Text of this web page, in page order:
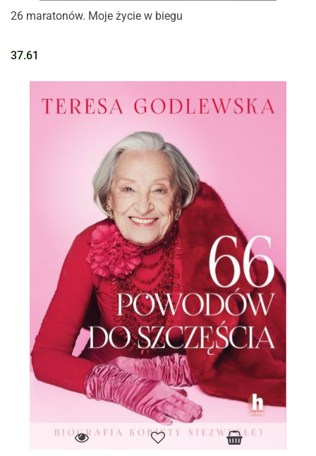
26 maratonów. Moje życie w biegu
37.61